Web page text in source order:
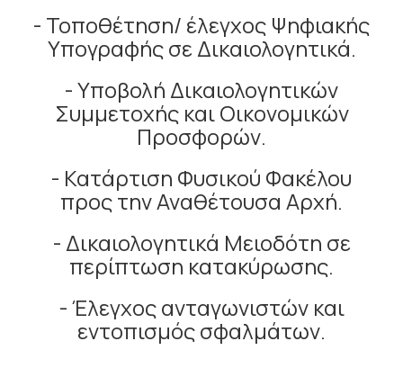
- Τοποθέτηση/ έλεγχος Ψηφιακής
Υπογραφής σε Δικαιολογητικά.
- Υποβολή Δικαιολογητικών
Συμμετοχής και Οικονομικών
Προσφορών.
- Κατάρτιση Φυσικού Φακέλου
προς την Αναθέτουσα Αρχή.
- Δικαιολογητικά Μειοδότη σε
περίπτωση κατακύρωσης.
- Έλεγχος ανταγωνιστών και
εντοπισμός σφαλμάτων.